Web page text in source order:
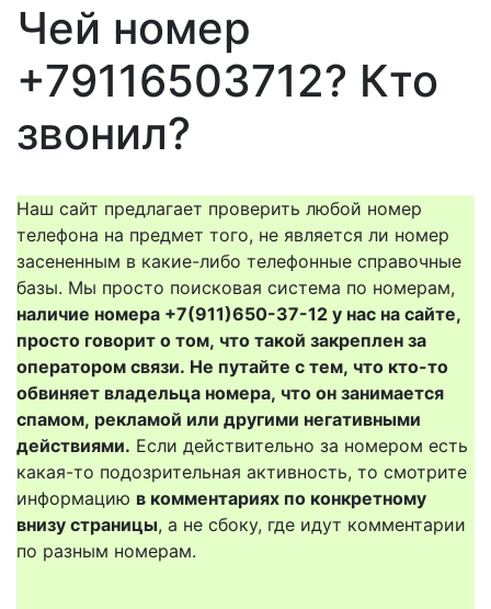
Чей номер
+79116503712? Кто
звонил?
Наш сайт предлагает проверить любой номер
телефона на предмет того, не является ли номер
засененным в какие-либо телефонные справочные
базы. Мы просто поисковая система по номерам,
наличие номера +7(911)650-37-12 у нас на сайте,
просто говорит о том, что такой закреплен за
оператором связи. Не путайте с тем, что кто-то
обвиняет владельца номера, что он занимается
спамом, рекламой или другими негативными
действиями. Если действительно за номером есть
какая-то подозрительная активность, то смотрите
информацию в комментариях по конкретному
внизу страницы, а не сбоку, где идут комментарии
по разным номерам.